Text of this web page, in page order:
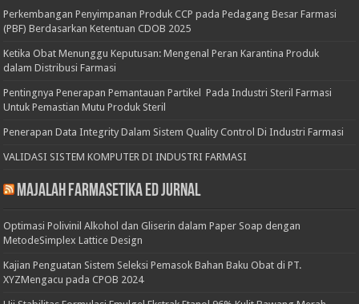
Perkembangan Penyimpanan Produk CCP pada Pedagang Besar Farmasi
(PBF) Berdasarkan Ketentuan CDOB 2025
Ketika Obat Menunggu Keputusan: Mengenal Peran Karantina Produk
dalam Distribusi Farmasi
Pentingnya Penerapan Pemantauan Partikel Pada Industri Steril Farmasi
Untuk Pemastian Mutu Produk Steril
Penerapan Data Integrity Dalam Sistem Quality Control Di Industri Farmasi
VALIDASI SISTEM KOMPUTER DI INDUSTRI FARMASI
Majalah Farmasetika Ed Jurnal
Optimasi Polivinil Alkohol dan Gliserin dalam Paper Soap dengan
MetodeSimplex Lattice Design
Kajian Penguatan Sistem Seleksi Pemasok Bahan Baku Obat di PT.
XYZMengacu pada CPOB 2024